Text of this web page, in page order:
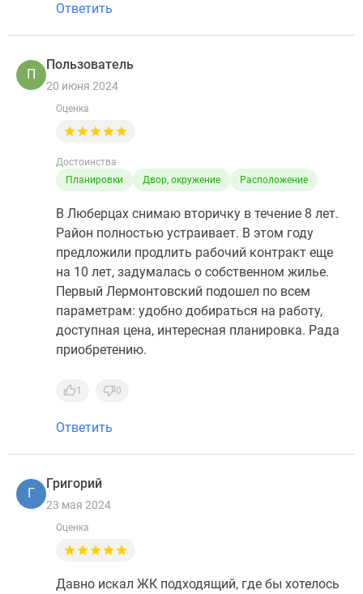
Ответить
П
Пользователь
20 июня 2024
Оценка
Достоинства
Планировки
Двор, окружение Расположение
В Люберцах снимаю вторичку в течение 8 лет.
Район полностью устраивает. В этом году
предложили продлить рабочий контракт еще
на 10 лет, задумалась о собственном жилье.
Первый Лермонтовский подошел по всем
параметрам: удобно добираться на работу,
доступная цена, интересная планировка. Рада
приобретению.
1 0
Ответить
Г
Григорий
23 мая 2024
Оценка
Давно искал ЖК подходящий, где бы хотелось